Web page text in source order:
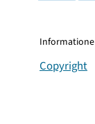
Copyright